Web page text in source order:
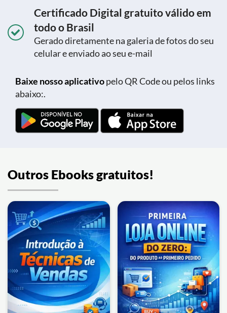
Certificado Digital gratuito válido em
todo o Brasil
Gerado diretamente na galeria de fotos do seu
celular e enviado ao seu e-mail
Baixe nosso aplicativopelo QR Code ou pelos links
abaixo:.
Outros Ebooks gratuitos!